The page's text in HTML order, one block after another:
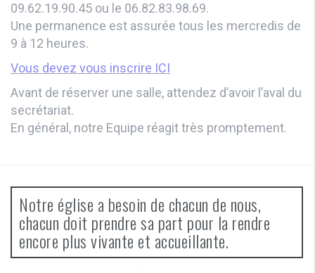
09.62.19.90.45 ou le 06.82.83.98.69.
Une permanence est assurée tous les mercredis de
9 à 12 heures.
Vous devez vous inscrire ICI
Avant de réserver une salle, attendez d’avoir l’aval du
secrétariat.
En général, notre Equipe réagit très promptement.
Notre église a besoin de chacun de nous,
chacun doit prendre sa part pour la rendre
encore plus vivante et accueillante.